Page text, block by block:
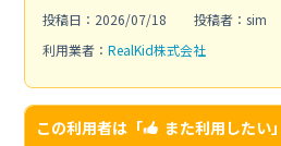
投稿日：2026/07/18
投稿者：sim
利用業者： RealKid株式会社
この利用者は「 また利用したい